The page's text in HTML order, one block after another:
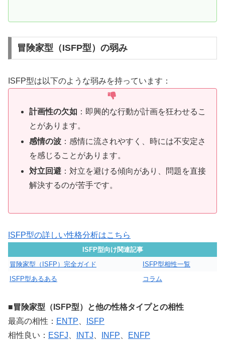
冒険家型（ISFP型）の弱み
ISFP型は以下のような弱みを持っています：
計画性の欠如 ：即興的な行動が計画を狂わせるこ
とがあります。
感情の波 ：感情に流されやすく、時には不安定さ
を感じることがあります。
対立回避 ：対立を避ける傾向があり、問題を直接
解決するのが苦手です。
ISFP型の詳しい性格分析はこちら
ISFP型向け関連記事
冒険家型（ISFP）完全ガイド
ISFP型相性一覧
ISFP型あるある
コラム
■冒険家型（ISFP型）と他の性格タイプとの相性
最高の相性： ENTP
ISFP
相性良い： ESFJ INTJ INFP ENFP